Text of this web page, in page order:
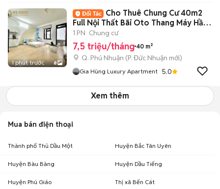
1 phút trước 8
Cho Thuê Chung Cư 40m2
Full Nội Thất Bãi Oto Thang Máy Hầm
Xe
1 PN Chung cư
7,5 triệu/tháng 40 m²
Q. Phú Nhuận (P. Đức Nhuận mới)
Gia Hùng Luxury Apartment 5.0
Xem thêm
Mua bán điện thoại
Thành phố Thủ Dầu Một Huyện Bắc Tân Uyên
Huyện Bàu Bàng Huyện Dầu Tiếng
Huyện Phú Giáo Thị xã Bến Cát